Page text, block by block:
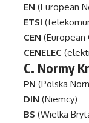
EN (European
ETSI
CEN
CENELEC
C. Normy
PN (Polska
DIN (Niemcy)
BS (Wielka